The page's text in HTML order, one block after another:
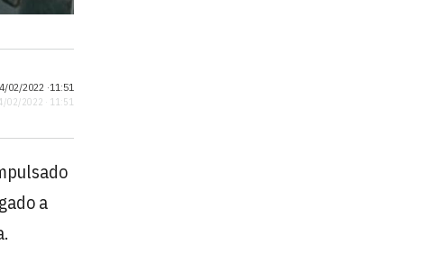
02/2022 ·11:51
02/2022 · 11:51
a